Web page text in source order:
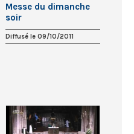
Messe du dimanche
soir
Diffusé le 09/10/2011